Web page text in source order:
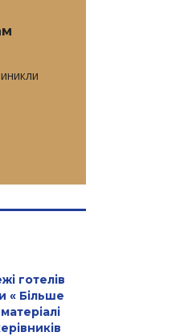
готелів
« Більше